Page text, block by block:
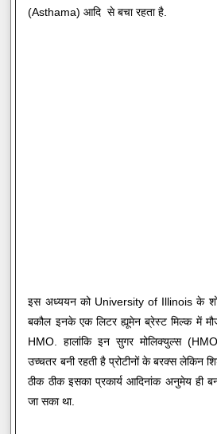
(Asthama) आदि से बचा रहता है.
इस अध्ययन को University of Illinois के
बकौल इनके एक लिटर ह्यूमेन ब्रेस्ट मिल्क में
HMO. हालांकि इन सुगर मोलिक्युल्स
उच्चतर बनी रहती है प्रोटीनों के बरक्स लेकिन
ठीक ठीक इसका प्रकार्य आदिनांक अनुमेय ही
जा सका था.